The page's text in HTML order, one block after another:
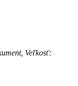
Veľkosť: